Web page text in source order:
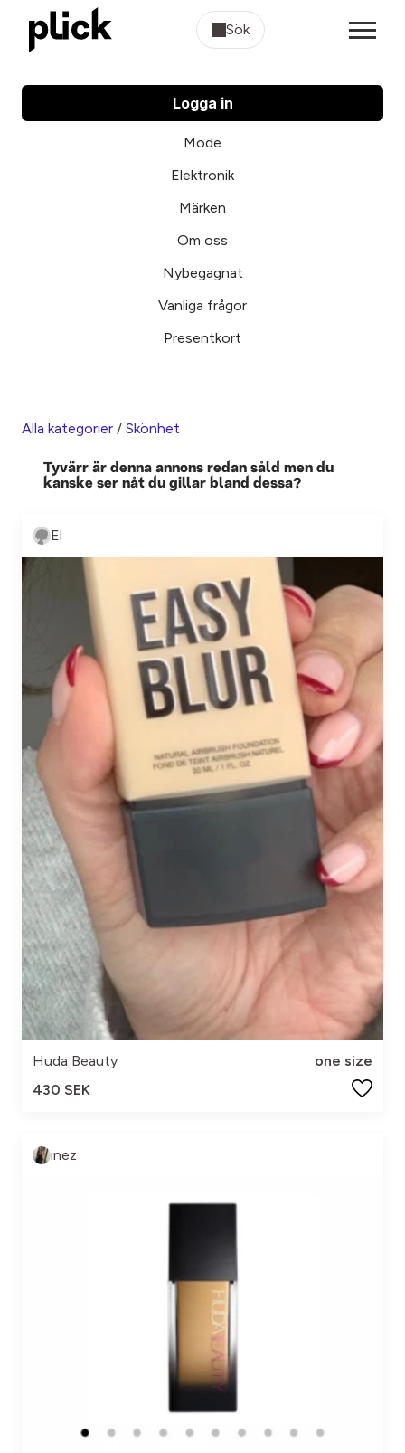
Sök
Logga in
Mode
Elektronik
Märken
Om oss
Nybegagnat
Vanliga frågor
Presentkort
Alla kategorier / Skönhet
Tyvärr är denna annons redan såld men du
kanske ser nåt du gillar bland dessa?
El
Huda Beauty
one size
430 SEK
inez